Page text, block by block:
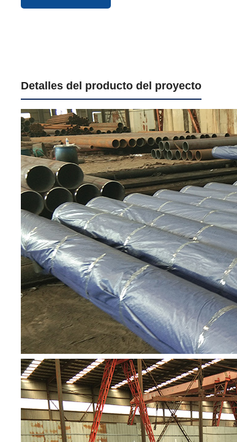
Detalles del producto del proyecto